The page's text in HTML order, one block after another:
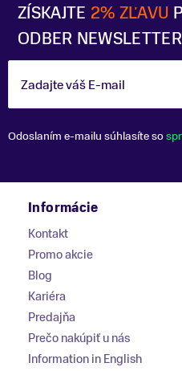
ZÍSKAJTE 2% ZĽAVU
ODBER
Zadajte váš E-mail
Odoslaním e-mailu súhlasíte so
Informácie
Kontakt
Promo akcie
Blog
Kariéra
Predajňa
Prečo nakúpiť u nás
Information in English